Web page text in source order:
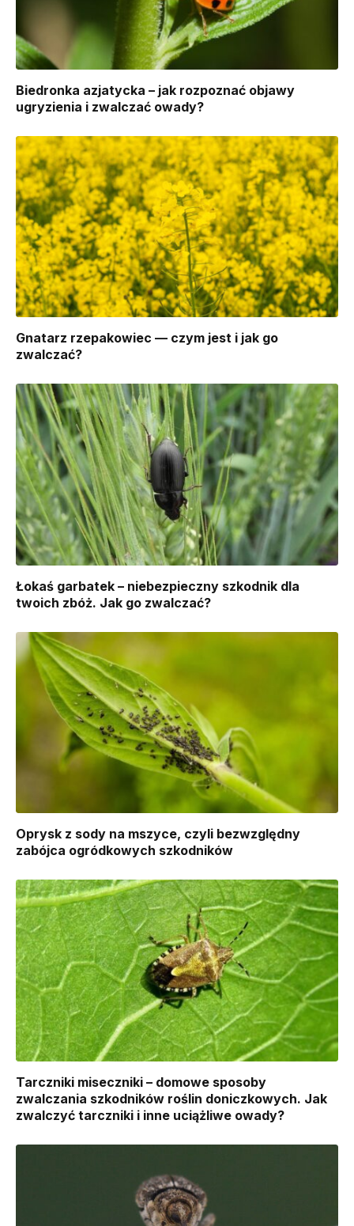
Biedronka azjatycka – jak rozpoznać objawy
ugryzienia i zwalczać owady?
Gnatarz rzepakowiec — czym jest i jak go
zwalczać?
Łokaś garbatek – niebezpieczny szkodnik dla
twoich zbóż. Jak go zwalczać?
Oprysk z sody na mszyce, czyli bezwzględny
zabójca ogródkowych szkodników
Tarczniki miseczniki – domowe sposoby
zwalczania szkodników roślin doniczkowych. Jak
zwalczyć tarczniki i inne uciążliwe owady?